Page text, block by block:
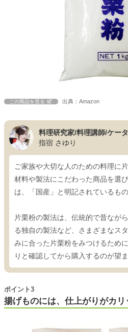
この商品を見る 出典：Amazon
料理研究家/料理講師/ケー
指宿 さゆり
ご家族や大切な人のための料理に
材料や製法にこだわった商品を選
は、「国産」と明記されているも
片栗粉の製法は、伝統的で昔なが
る独自の製法など、さまざまなス
みに合った片栗粉をみつけるため
りと確認してから購入するのが望ま
揚げものには、仕上がりがカ
ポイント3